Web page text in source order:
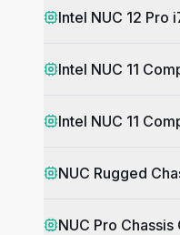
Intel NUC 12 Pro
Intel NUC 11
Intel NUC 11
NUC Rugged
NUC Pro